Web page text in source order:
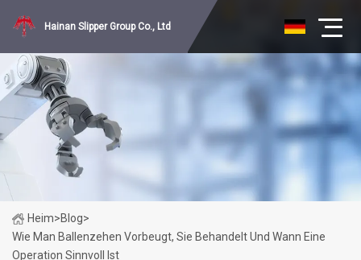
Hainan Slipper Group Co., Ltd
Heim>Blog>
Wie Man Ballenzehen Vorbeugt, Sie Behandelt Und Wann Eine
Operation Sinnvoll Ist